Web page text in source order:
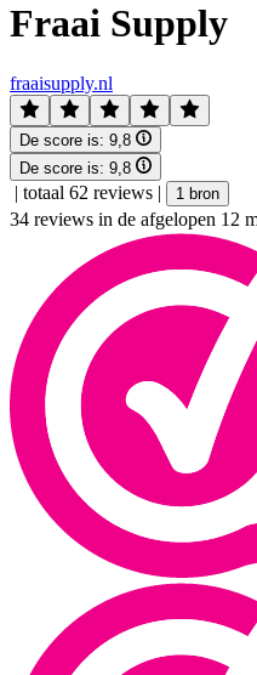
Fraai Supply
fraaisupply.nl
De score is: 9,8
De score is: 9,8
| totaal 62 reviews | 1 bron
34 reviews in de afgelopen 12